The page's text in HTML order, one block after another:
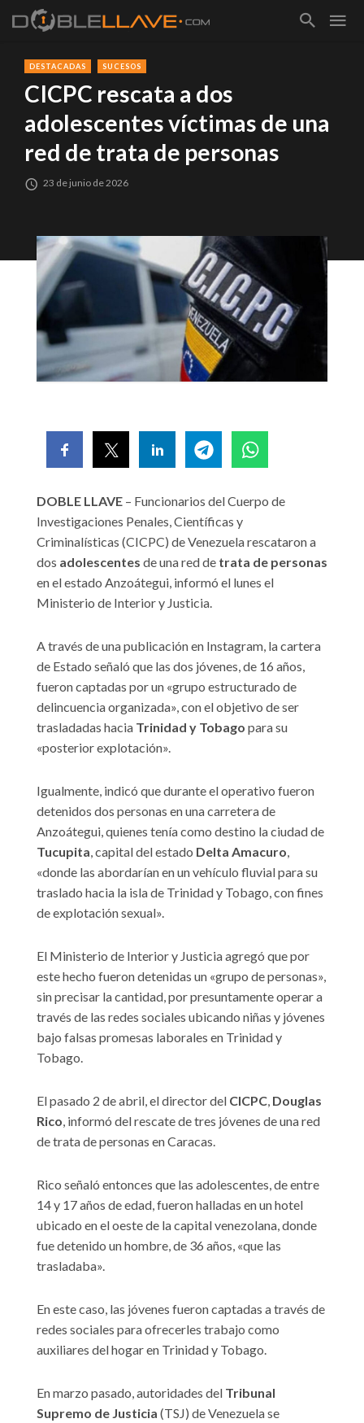
DESTACADAS SUCESOS
CICPC rescata a dos
adolescentes víctimas de una
red de trata de personas
23 de junio de 2026
DOBLE LLAVE – Funcionarios del Cuerpo de
Investigaciones Penales, Científicas y
Criminalísticas (CICPC) de Venezuela rescataron a
dos adolescentes de una red de trata de personas
en el estado Anzoátegui, informó el lunes el
Ministerio de Interior y Justicia.
A través de una publicación en Instagram, la cartera
de Estado señaló que las dos jóvenes, de 16 años,
fueron captadas por un «grupo estructurado de
delincuencia organizada», con el objetivo de ser
trasladadas hacia Trinidad y Tobago para su
«posterior explotación».
Igualmente, indicó que durante el operativo fueron
detenidos dos personas en una carretera de
Anzoátegui, quienes tenía como destino la ciudad de
Tucupita, capital del estado Delta Amacuro,
«donde las abordarían en un vehículo fluvial para su
traslado hacia la isla de Trinidad y Tobago, con fines
de explotación sexual».
El Ministerio de Interior y Justicia agregó que por
este hecho fueron detenidas un «grupo de personas»,
sin precisar la cantidad, por presuntamente operar a
través de las redes sociales ubicando niñas y jóvenes
bajo falsas promesas laborales en Trinidad y
Tobago.
El pasado 2 de abril, el director del CICPC, Douglas
Rico, informó del rescate de tres jóvenes de una red
de trata de personas en Caracas.
Rico señaló entonces que las adolescentes, de entre
14 y 17 años de edad, fueron halladas en un hotel
ubicado en el oeste de la capital venezolana, donde
fue detenido un hombre, de 36 años, «que las
trasladaba».
En este caso, las jóvenes fueron captadas a través de
redes sociales para ofrecerles trabajo como
auxiliares del hogar en Trinidad y Tobago.
En marzo pasado, autoridades del Tribunal
Supremo de Justicia (TSJ) de Venezuela se